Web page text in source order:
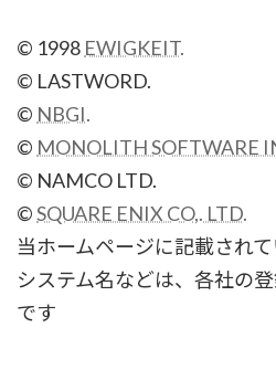
© 1998 EWIGKEIT.
© LASTWORD.
© NBGI.
© MONOLITH SOFTWARE
© NAMCO LTD.
©SQUARE ENIX CO,. LTD.
当ホームページに記載され
システム名などは、各社の
です